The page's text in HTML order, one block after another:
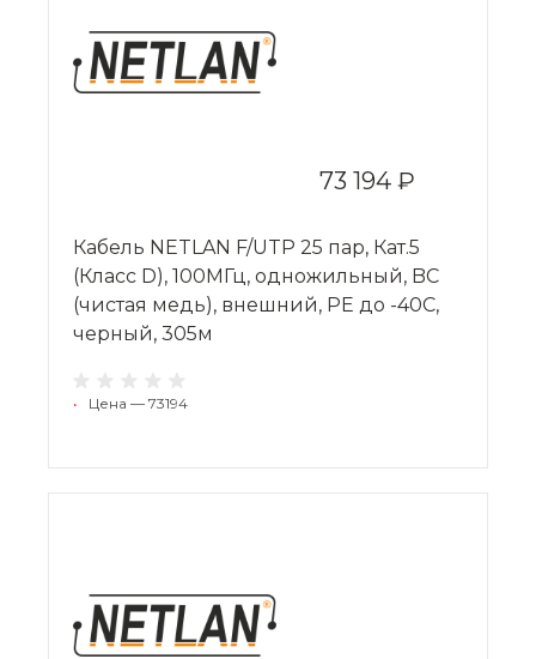
73 194 ₽
Кабель NETLAN F/UTP 25 пар, Кат.5
(Класс D), 100МГц, одножильный, BC
(чистая медь), внешний, PE до -40C,
черный, 305м
• Цена — 73194